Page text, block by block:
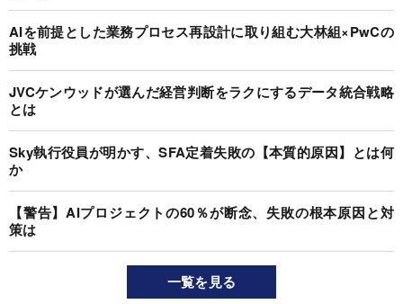
AIを前提とした業務プロセス再設計に取り組む大林組×PwCの
挑戦
JVCケンウッドが選んだ経営判断をラクにするデータ統合戦略
とは
Sky執行役員が明かす、SFA定着失敗の【本質的原因】とは何
か
【警告】AIプロジェクトの60％が断念、失敗の根本原因と対
策は
一覧を見る